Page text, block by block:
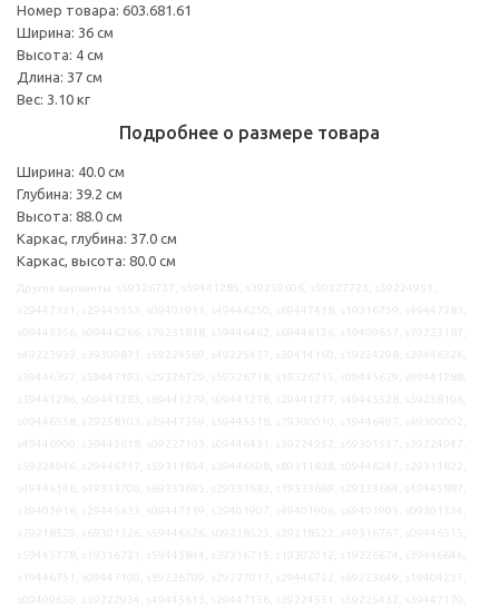
Номер товара: 603.681.61
Ширина: 36 см
Высота: 4 см
Длина: 37 см
Вес: 3.10 кг
Подробнее о размере товара
Ширина: 40.0 см
Глубина: 39.2 см
Высота: 88.0 см
Каркас, глубина: 37.0 см
Каркас, высота: 80.0 см